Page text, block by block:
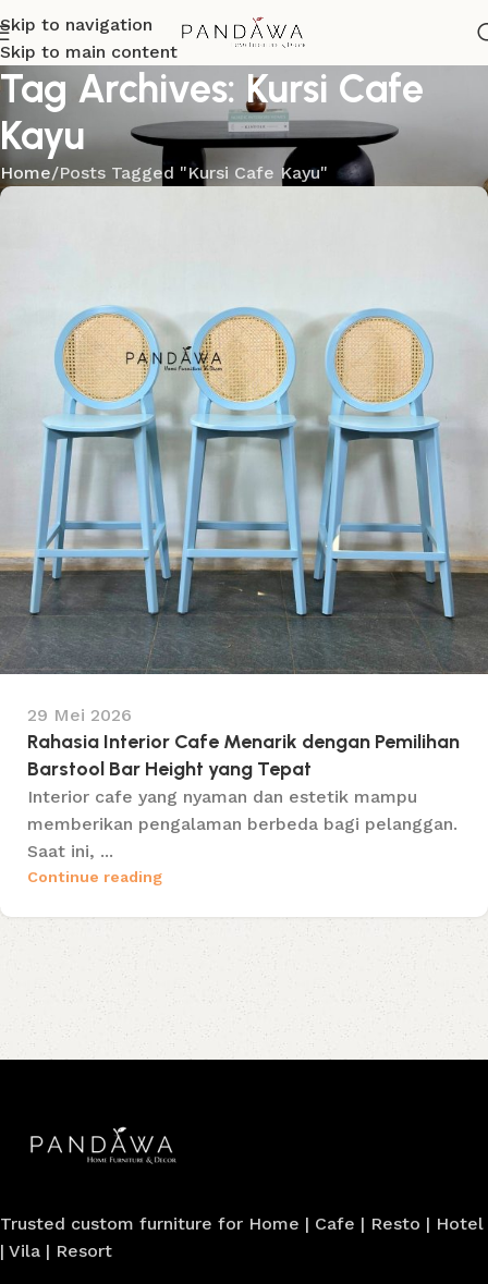
Skip to navigation
Skip to main content
Tag Archives: Kursi Cafe
Kayu
Home Posts Tagged "Kursi Cafe Kayu"
29 Mei 2026
Rahasia Interior Cafe Menarik dengan Pemilihan
Barstool Bar Height yang Tepat
Interior cafe yang nyaman dan estetik mampu
memberikan pengalaman berbeda bagi pelanggan.
Saat ini, ...
Continue reading
Trusted custom furniture for Home | Cafe | Resto | Hotel
| Vila | Resort